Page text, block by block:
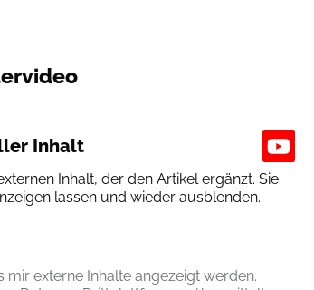
Inhalt
Inhalt, der den Artikel ergänzt. Sie
lassen und wieder ausblenden.
mir externe Inhalte angezeigt werden.